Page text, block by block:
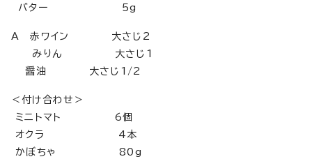
バター 5g
A 赤ワイン 大さじ2
みりん 大さじ1
醤油 大さじ1/2
＜付け合わせ＞
ミニトマト 6個
オクラ 4本
かぼちゃ 80g